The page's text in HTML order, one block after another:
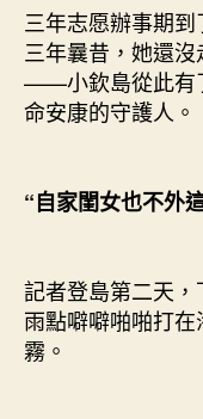
三年志愿辦事期
三年曩昔，她還
——小欽島從此有
命安康的守護人。
“自家閨女也不外
記者登島第二天
雨點噼噼啪啪打
霧。